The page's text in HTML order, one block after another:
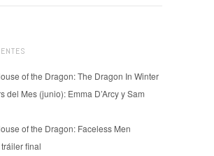
of the Dragon: The Dragon In Winter
del Mes (junio): Emma D’Arcy y Sam
of the Dragon: Faceless Men
final